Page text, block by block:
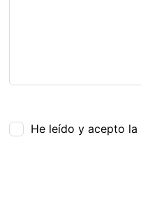
He leído y acepto la